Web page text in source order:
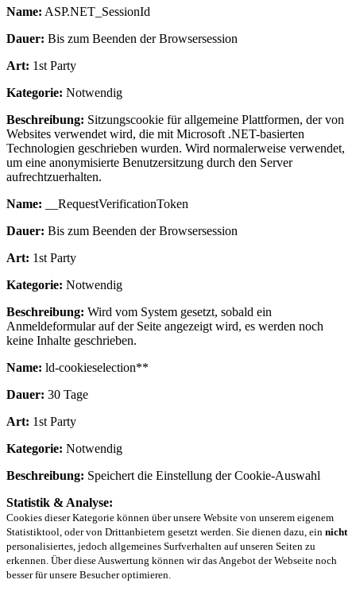
Name: ASP.NET_SessionId
Dauer: Bis zum Beenden der Browsersession
Art: 1st Party
Kategorie: Notwendig
Beschreibung: Sitzungscookie für allgemeine Plattformen, der von
Websites verwendet wird, die mit Microsoft .NET-basierten
Technologien geschrieben wurden. Wird normalerweise verwendet,
um eine anonymisierte Benutzersitzung durch den Server
aufrechtzuerhalten.
Name: __RequestVerificationToken
Dauer: Bis zum Beenden der Browsersession
Art: 1st Party
Kategorie: Notwendig
Beschreibung: Wird vom System gesetzt, sobald ein
Anmeldeformular auf der Seite angezeigt wird, es werden noch
keine Inhalte geschrieben.
Name: ld-cookieselection**
Dauer: 30 Tage
Art: 1st Party
Kategorie: Notwendig
Beschreibung: Speichert die Einstellung der Cookie-Auswahl
Statistik & Analyse:
Cookies dieser Kategorie können über unsere Website von unserem eigenem
Statistiktool, oder von Drittanbietern gesetzt werden. Sie dienen dazu, ein nicht
personalisiertes, jedoch allgemeines Surfverhalten auf unseren Seiten zu
erkennen. Über diese Auswertung können wir das Angebot der Webseite noch
besser für unsere Besucher optimieren.